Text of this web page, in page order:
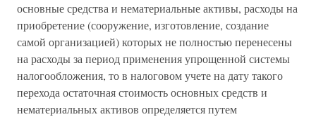
основные средства и нематериальные активы, расходы на
приобретение (сооружение, изготовление, создание
самой организацией) которых не полностью перенесены
на расходы за период применения упрощенной системы
налогообложения, то в налоговом учете на дату такого
перехода остаточная стоимость основных средств и
нематериальных активов определяется путем